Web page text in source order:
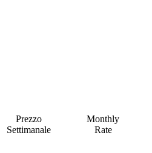
Prezzo
Settimanale
Monthly
Rate